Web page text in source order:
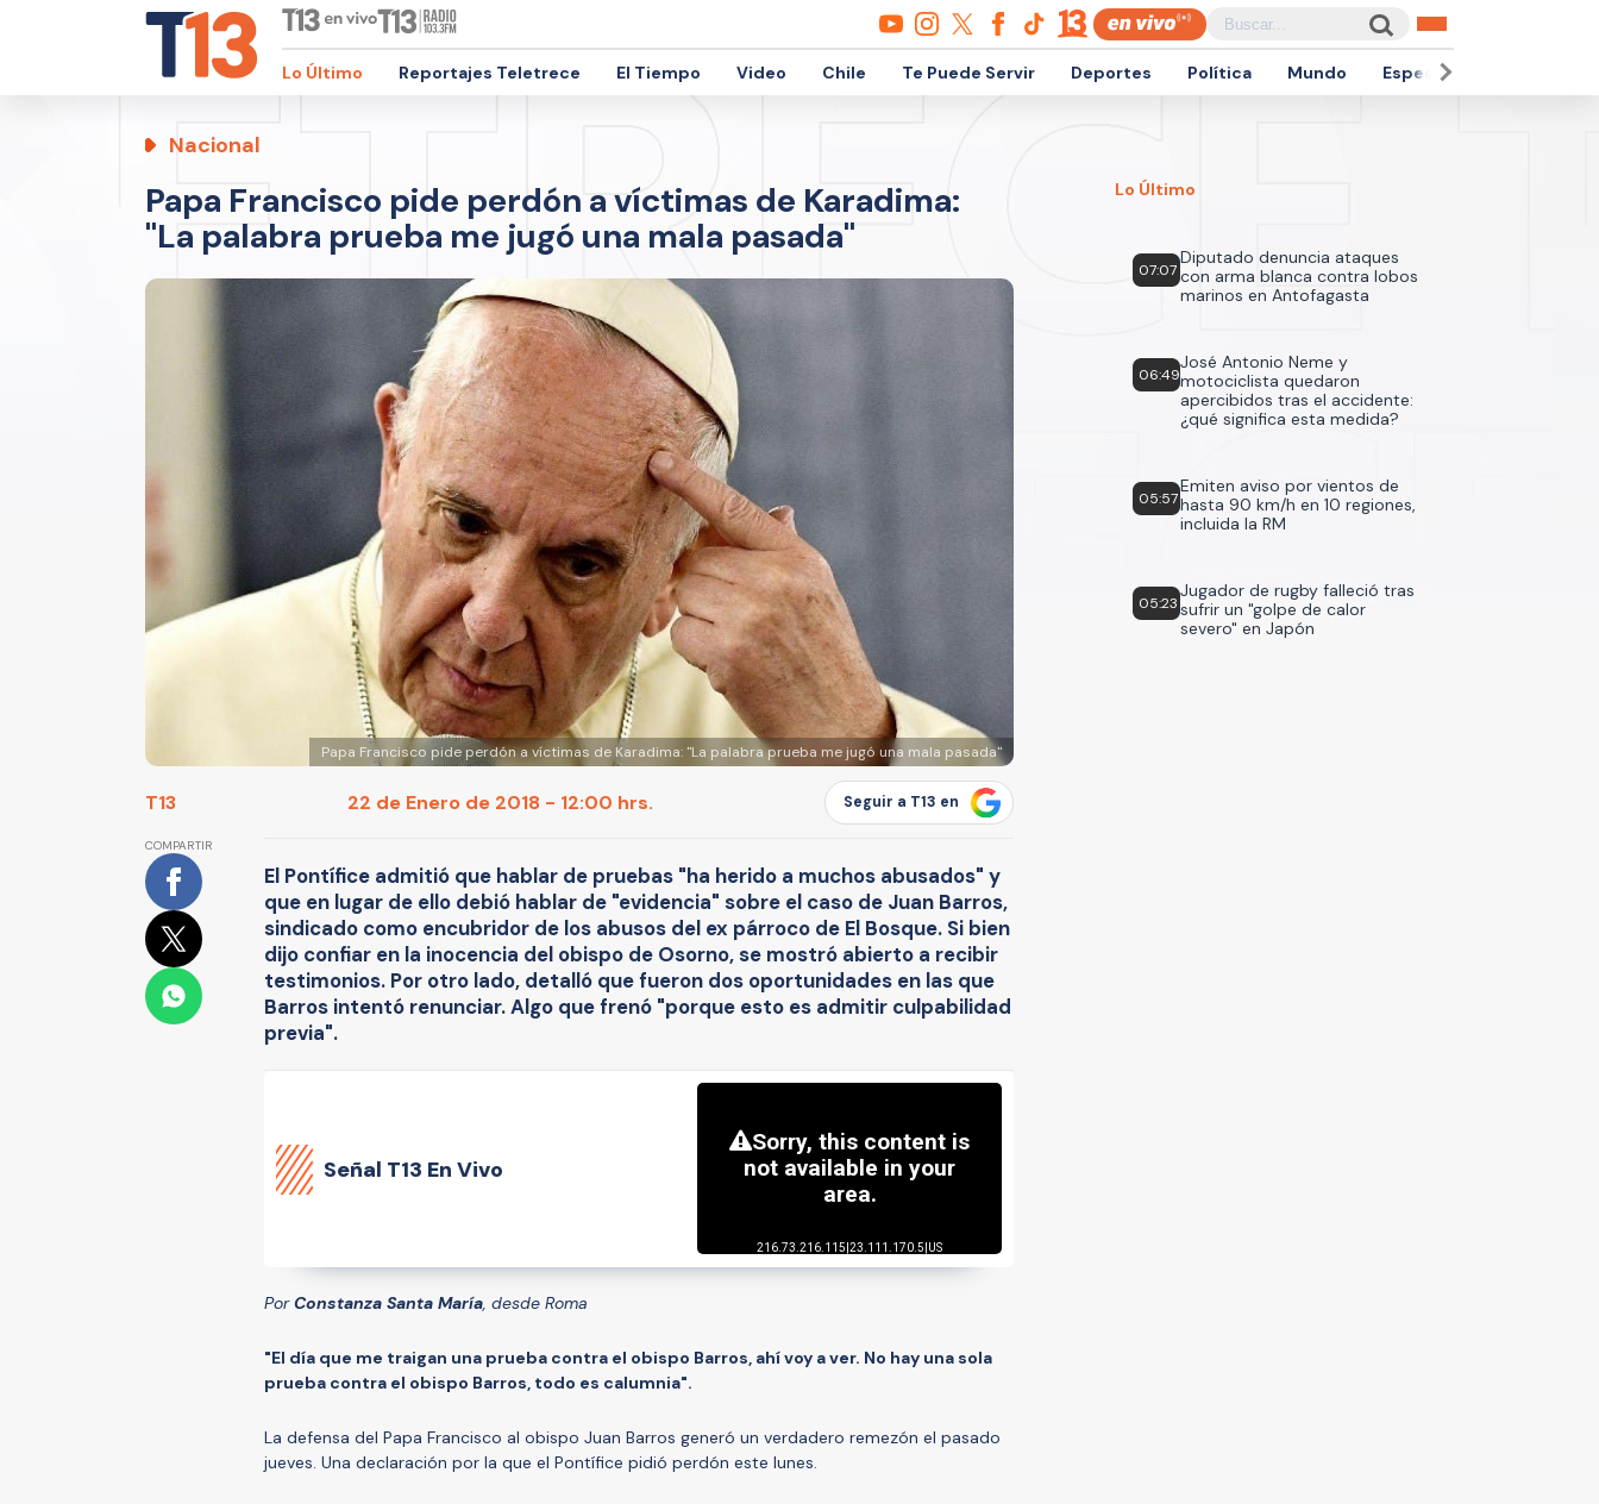
Lo Último Reportajes Teletrece El Tiempo Video Chile Te Puede Servir Deportes Política Mundo Espectáculos
Nacional
Papa Francisco pide perdón a víctimas de Karadima:
"La palabra prueba me jugó una mala pasada"
Papa Francisco pide perdón a víctimas de Karadima: "La palabra prueba me jugó una mala pasada"
T13 22 de Enero de 2018 - 12:00 hrs. Seguir a T13 en
COMPARTIR
El Pontífice admitió que hablar de pruebas "ha herido a muchos abusados" y
que en lugar de ello debió hablar de "evidencia" sobre el caso de Juan Barros,
sindicado como encubridor de los abusos del ex párroco de El Bosque. Si bien
dijo confiar en la inocencia del obispo de Osorno, se mostró abierto a recibir
testimonios. Por otro lado, detalló que fueron dos oportunidades en las que
Barros intentó renunciar. Algo que frenó "porque esto es admitir culpabilidad
previa".
Señal T13 En Vivo
PorConstanza Santa María, desde Roma
"El día que me traigan una prueba contra el obispo Barros, ahí voy a ver. No hay una sola
prueba contra el obispo Barros, todo es calumnia".
La defensa del Papa Francisco al obispo Juan Barros generó un verdadero remezón el pasado
jueves. Una declaración por la que el Pontífice pidió perdón este lunes.
Lo Último
07:07
Diputado denuncia ataques
con arma blanca contra lobos
marinos en Antofagasta
06:49
José Antonio Neme y
motociclista quedaron
apercibidos tras el accidente:
¿qué significa esta medida?
05:57
Emiten aviso por vientos de
hasta 90 km/h en 10 regiones,
incluida la RM
05:23
Jugador de rugby falleció tras
sufrir un "golpe de calor
severo" en Japón